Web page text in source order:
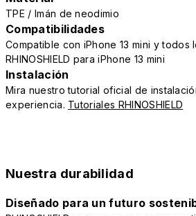
TPE / Imán de neodimio
Compatibilidades
Compatible con iPhone 13 mini y todos
RHINOSHIELD para iPhone 13 mini
Instalación
Mira nuestro tutorial oficial de
experiencia. Tutoriales RHINOSHIELD
Nuestra durabilidad
Diseñado para un futuro